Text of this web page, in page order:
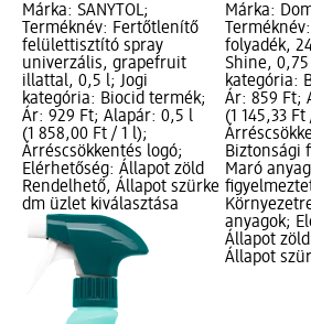
Márka: SANYTOL;
Terméknév: Fertőtlenítő
felülettisztító spray
univerzális, grapefruit
illattal, 0,5 l; Jogi
kategória: Biocid termék;
Ár: 929 Ft; Alapár: 0,5 l
(1 858,00 Ft / 1 l);
Árréscsökkentés logó;
Elérhetőség: Állapot zöld
Rendelhető, Állapot szürke
dm üzlet kiválasztása
Márka:
folyadék,
Shine,
kategória:
Ár: 859 Ft;
(1 145,33 Ft
Biztonsági
Maró
anyagok;
Állapot
Állapot